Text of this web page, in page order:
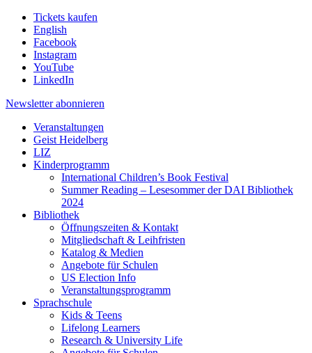
Tickets kaufen
English
Facebook
Instagram
YouTube
LinkedIn
Newsletter abonnieren
Veranstaltungen
Geist Heidelberg
LIZ
Kinderprogramm
International Children’s Book Festival
Summer Reading – Lesesommer der DAI Bibliothek
2024
Bibliothek
Öffnungszeiten & Kontakt
Mitgliedschaft & Leihfristen
Katalog & Medien
Angebote für Schulen
US Election Info
Veranstaltungsprogramm
Sprachschule
Kids & Teens
Lifelong Learners
Research & University Life